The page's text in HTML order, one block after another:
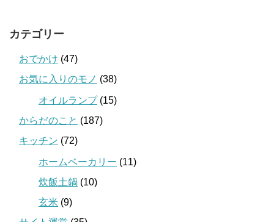
カテゴリー
おでかけ (47)
お気に入りのモノ (38)
オイルランプ(15)
からだのこと (187)
キッチン (72)
ホームベーカリー (11)
炊飯土鍋 (10)
玄米 (9)